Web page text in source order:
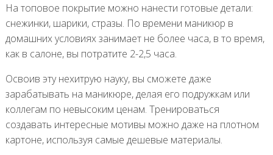
На топовое покрытие можно нанести готовые детали:
снежинки, шарики, стразы. По времени маникюр в
домашних условиях занимает не более часа, в то время,
как в салоне, вы потратите 2-2,5 часа.
Освоив эту нехитрую науку, вы сможете даже
зарабатывать на маникюре, делая его подружкам или
коллегам по невысоким ценам. Тренироваться
создавать интересные мотивы можно даже на плотном
картоне, используя самые дешевые материалы.